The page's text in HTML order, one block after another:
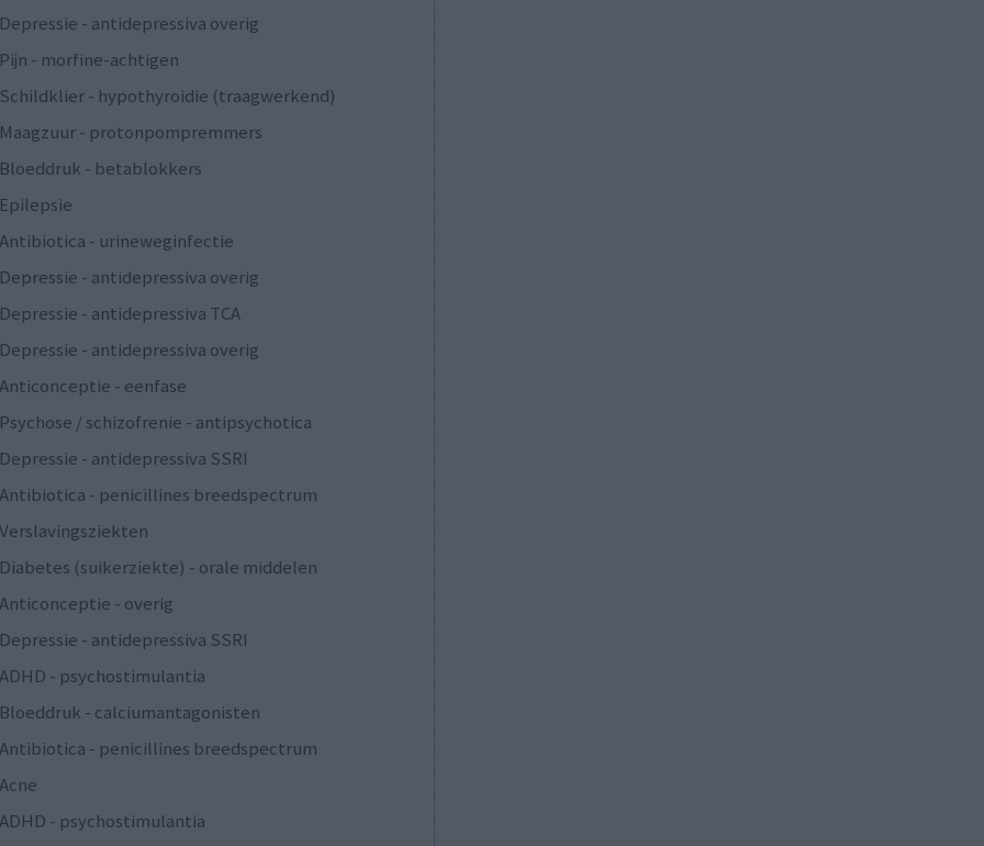
Depressie - antidepressiva overig
Pijn - morfine-achtigen
Schildklier - hypothyroidie (traagwerkend)
Maagzuur - protonpompremmers
Bloeddruk - betablokkers
Epilepsie
Antibiotica - urineweginfectie
Depressie - antidepressiva overig
Depressie - antidepressiva TCA
Depressie - antidepressiva overig
Anticonceptie - eenfase
Psychose / schizofrenie - antipsychotica
Depressie - antidepressiva SSRI
Antibiotica - penicillines breedspectrum
Verslavingsziekten
Diabetes (suikerziekte) - orale middelen
Anticonceptie - overig
Depressie - antidepressiva SSRI
ADHD - psychostimulantia
Bloeddruk - calciumantagonisten
Antibiotica - penicillines breedspectrum
Acne
ADHD - psychostimulantia